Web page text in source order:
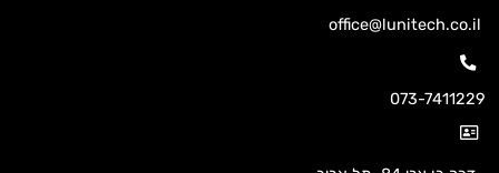
office@lunitech.co.il
073-7411229